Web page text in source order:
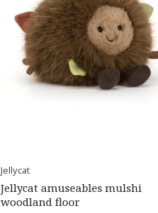
Jellycat
Jellycat amuseables mulshi
woodland floor